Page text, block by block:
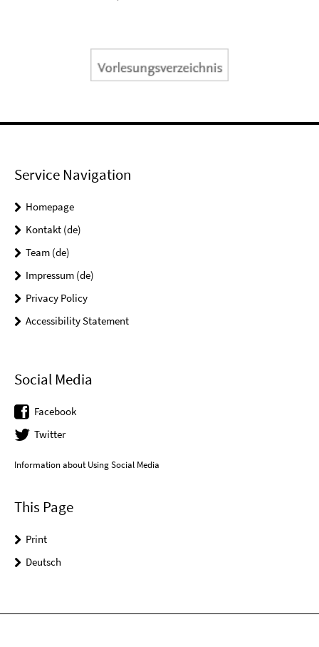
Service Navigation
Homepage
Kontakt (de)
Team (de)
Impressum (de)
Privacy Policy
Accessibility Statement
Social Media
Facebook
Twitter
Information about Using Social Media
This Page
Print
Deutsch